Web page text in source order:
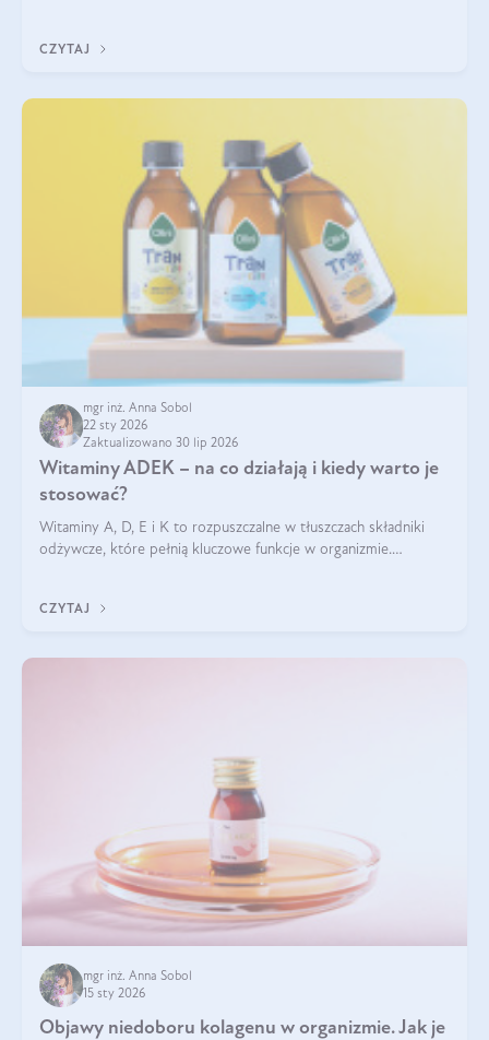
robić?
CZYTAJ
mgr inż. Anna Sobol
22 sty 2026
Zaktualizowano 30 lip 2026
Witaminy ADEK – na co działają i kiedy warto je
stosować?
Witaminy A, D, E i K to rozpuszczalne w tłuszczach składniki
odżywcze, które pełnią kluczowe funkcje w organizmie.
CZYTAJ
mgr inż. Anna Sobol
15 sty 2026
Objawy niedoboru kolagenu w organizmie. Jak je